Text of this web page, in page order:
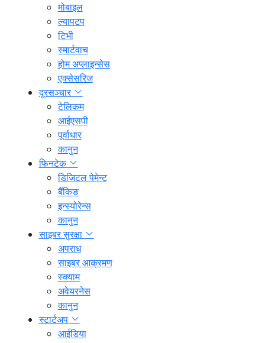
मोबाइल
ल्यापटप
टिभी
स्मार्टवाच
होम अप्लाइन्सेस
एक्सेसरिज
दूरसञ्चार
टेलिकम
आईएसपी
पूर्वाधार
कानुन
फिनटेक
डिजिटल पेमेन्ट
बैंकिङ
इन्स्योरेन्स
कानुन
साइबर सुरक्षा
अपराध
साइबर आक्रमण
स्क्याम
अवेयरनेस
कानुन
स्टार्टअप
आईडिया